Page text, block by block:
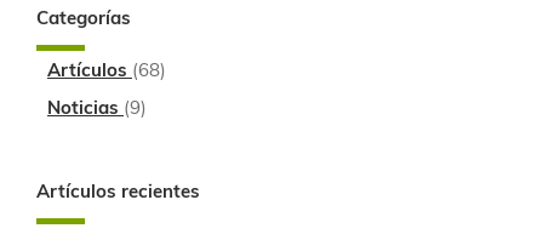
Categorías
Artículos (68)
Noticias (9)
Artículos recientes